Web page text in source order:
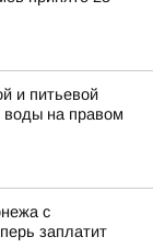
и питьевой
на правом
с
заплатит